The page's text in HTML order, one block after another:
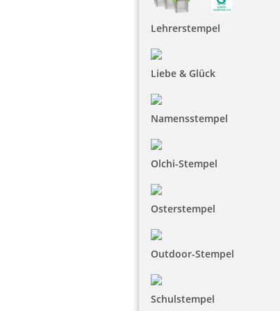
Lehrerstempel
Liebe & Glück
Namensstempel
Olchi-Stempel
Osterstempel
Outdoor-Stempel
Schulstempel